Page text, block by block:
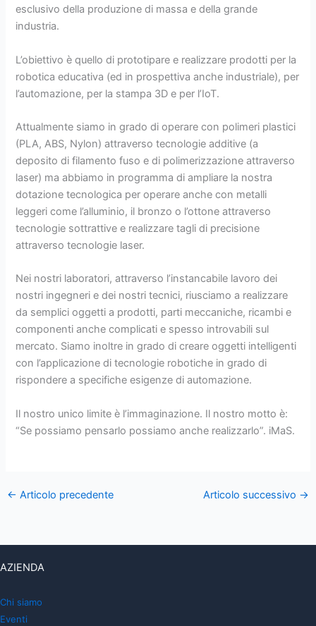
esclusivo della produzione di massa e della grande
industria.
L’obiettivo è quello di prototipare e realizzare prodotti per la
robotica educativa (ed in prospettiva anche industriale), per
l’automazione, per la stampa 3D e per l’IoT.
Attualmente siamo in grado di operare con polimeri plastici
(PLA, ABS, Nylon) attraverso tecnologie additive (a
deposito di filamento fuso e di polimerizzazione attraverso
laser) ma abbiamo in programma di ampliare la nostra
dotazione tecnologica per operare anche con metalli
leggeri come l’alluminio, il bronzo o l’ottone attraverso
tecnologie sottrattive e realizzare tagli di precisione
attraverso tecnologie laser.
Nei nostri laboratori, attraverso l’instancabile lavoro dei
nostri ingegneri e dei nostri tecnici, riusciamo a realizzare
da semplici oggetti a prodotti, parti meccaniche, ricambi e
componenti anche complicati e spesso introvabili sul
mercato. Siamo inoltre in grado di creare oggetti intelligenti
con l’applicazione di tecnologie robotiche in grado di
rispondere a specifiche esigenze di automazione.
Il nostro unico limite è l’immaginazione. Il nostro motto è:
“Se possiamo pensarlo possiamo anche realizzarlo”. iMaS.
← Articolo precedente Articolo successivo →
AZIENDA
Chi siamo
Eventi